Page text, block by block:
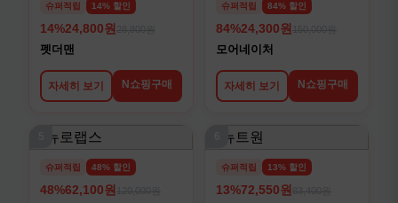
슈퍼적립 14% 할인
14%24,800원
펫더맨
자세히 보기 N쇼핑구매
슈퍼적립 84% 할인
84%24,300원
모어네이처
자세히 보기 N쇼핑구매
슈퍼적립 48% 할인
48%62,100원
슈퍼적립 13% 할인
13%72,550원